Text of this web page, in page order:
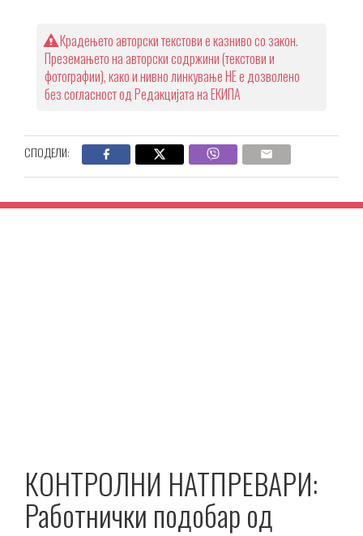
Крадењето авторски текстови е казниво со закон.
Преземањето на авторски содржини (текстови и
фотографии), како и нивно линкување НЕ е дозволено
без согласност од Редакцијата на ЕКИПА
СПОДЕЛИ:
КОНТРОЛНИ НАТПРЕВАРИ:
Работнички подобар од